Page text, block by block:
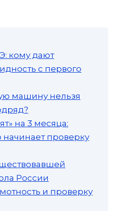
кому дают
с первого
машину нельзя
на 3 месяца:
проверку
России
и проверку